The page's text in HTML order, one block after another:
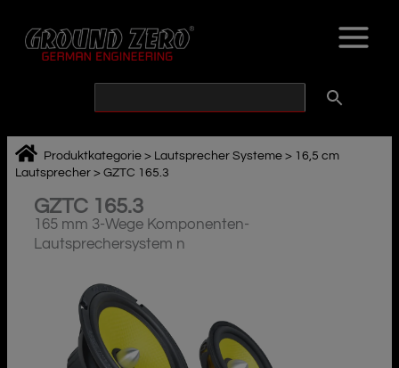
springen
Produktkategorie > Lautsprecher Systeme > 16,5 cm
Lautsprecher >GZTC 165.3
GZTC 165.3
165 mm 3-Wege Komponenten-
Lautsprechersystem n